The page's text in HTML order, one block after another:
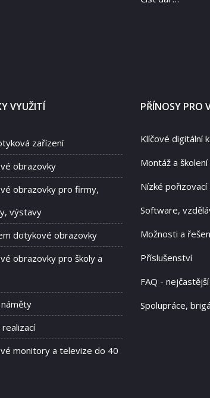
VYUŽITÍ
zařízení
obrazovky
obrazovky pro firmy,
výstavy
dotykové obrazovky
obrazovky pro školy a
realizací
monitory a televize do 40
PŘÍNOSY PRO
Klíčové digitální
Montáž a
Nízké
Software,
Možnosti a
Příslušenství
FAQ -
Spolupráce,